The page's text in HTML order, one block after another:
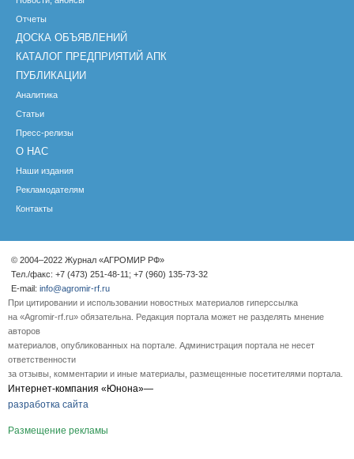
Отчеты
ДОСКА ОБЪЯВЛЕНИЙ
КАТАЛОГ ПРЕДПРИЯТИЙ АПК
ПУБЛИКАЦИИ
Аналитика
Статьи
Пресс-релизы
О НАС
Наши издания
Рекламодателям
Контакты
© 2004–2022 Журнал «АГРОМИР РФ»
Тел./факс: +7 (473) 251-48-11; +7 (960) 135-73-32
E-mail: info@agromir-rf.ru
При цитировании и использовании новостных материалов гиперссылка
на «Agromir-rf.ru» обязательна. Редакция портала может не разделять мнение
авторов
материалов, опубликованных на портале. Администрация портала не несет
ответственности
за отзывы, комментарии и иные материалы, размещенные посетителями портала.
Интернет-компания «Юнона»—
разработка сайта
Размещение рекламы